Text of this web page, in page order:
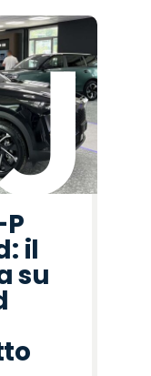
il
su